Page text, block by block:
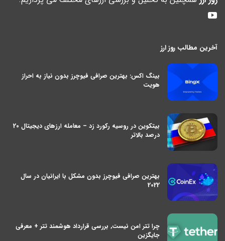
آخرین مطالب روز ارز
بینگ اکس: بهترین صرافی فیوچرز بدون نیاز به احراز
هویت
بیتکوین در روسیه رکورد زد – معامله ارزهای دیجیتال 20
درصد بالاتر
بهترین صرافی فیوچرز بدون مشکل با ایرانیان در سال
2022
چرا تتر امن نیست, بررسی قرارداد هوشمند تتر + معرفی
جایگزین